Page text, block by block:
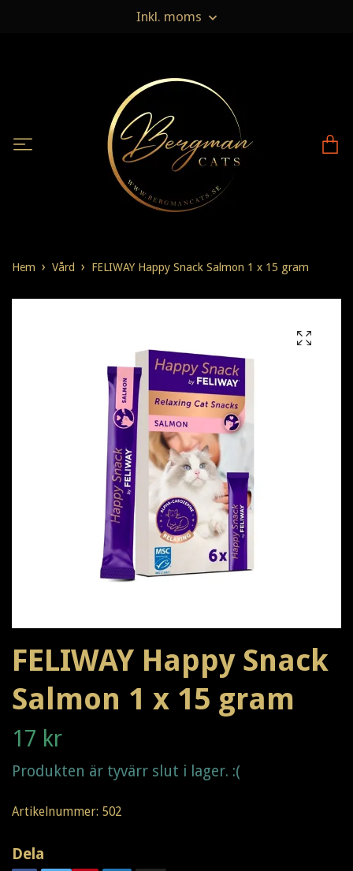
Inkl. moms
Hem Vård FELIWAY Happy Snack Salmon 1 x 15 gram
FELIWAY Happy Snack
Salmon 1 x 15 gram
17 kr
Produkten är tyvärr slut i lager. :(
Artikelnummer: 502
Dela